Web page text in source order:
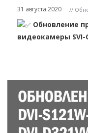
31 августа 2020 //
Обновление
видеокамеры SVI-